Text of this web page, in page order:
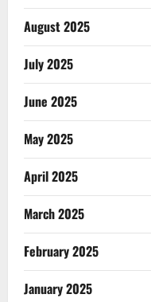
August 2025
July 2025
June 2025
May 2025
April 2025
March 2025
February 2025
January 2025